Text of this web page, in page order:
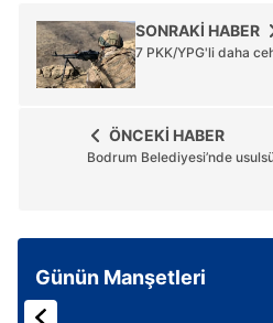
SONRAKİ HABER
7 PKK/YPG'li daha
ÖNCEKİ HABER
Bodrum Belediyesi’nde
Günün Manşetleri